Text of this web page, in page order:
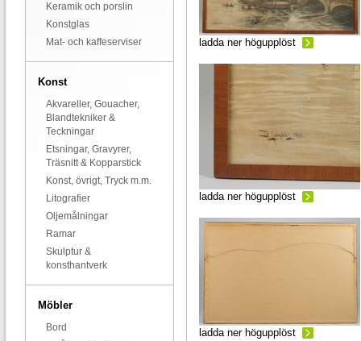
Keramik och porslin
Konstglas
Mat- och kaffeserviser
Konst
Akvareller, Gouacher,
Blandtekniker &
Teckningar
Etsningar, Gravyrer,
Träsnitt & Kopparstick
Konst, övrigt, Tryck m.m.
Litografier
Oljemålningar
Ramar
Skulptur &
konsthantverk
Möbler
Bord
ladda ner högupplöst
ladda ner högupplöst
ladda ner högupplöst